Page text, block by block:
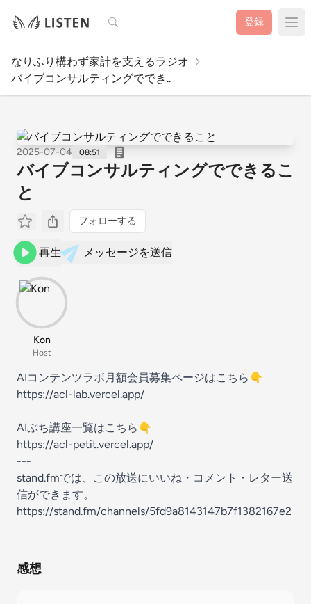
検索 登録
なりふり構わず家計を支えるラジオ
バイブコンサルティングででき..
2025-07-04 08:51
バイブコンサルティングでできるこ
と
フォローする
再生 メッセージを送信
Kon
Host
AIコンテンツラボ月額会員募集ページはこちら👇
https://acl-lab.vercel.app/
AIぷち講座一覧はこちら👇
https://acl-petit.vercel.app/
---
stand.fmでは、この放送にいいね・コメント・レター送
信ができます。
https://stand.fm/channels/5fd9a8143147b7f1382167e2
感想